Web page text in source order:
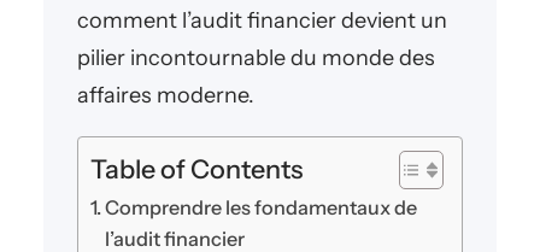
comment l’audit financier devient un
pilier incontournable du monde des
affaires moderne.
Table of Contents
Comprendre les fondamentaux de
l’audit financier